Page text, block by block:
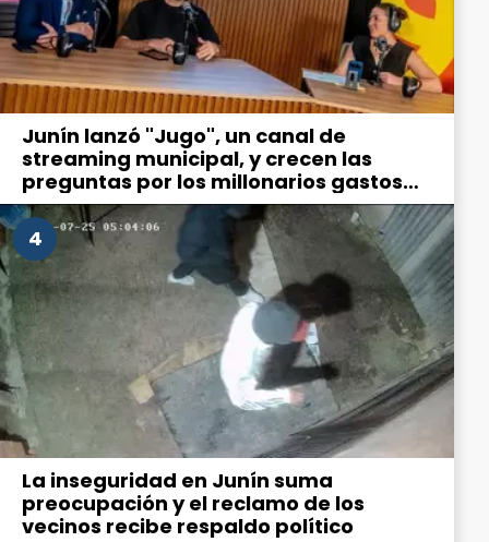
Junín lanzó "Jugo", un canal de
streaming municipal, y crecen las
preguntas por los millonarios gastos
en comunicación
4
La inseguridad en Junín suma
preocupación y el reclamo de los
vecinos recibe respaldo político